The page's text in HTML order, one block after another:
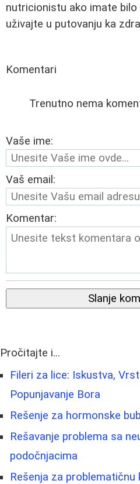
nutricionistu ako imate bilo
uživajte u putovanju ka
Komentari
Trenutno nema
Vaše ime:
Vaš email:
Komentar:
Slanje
Pročitajte i...
Fileri za lice: Iskustva,
Popunjavanje Bora
Rešenje za hormonske
Rešavanje problema sa
podočnjacima
Rešenja za problematičnu